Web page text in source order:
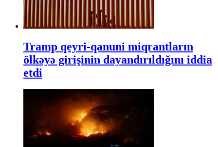
Tramp qeyri-qanuni miqrantların
ölkəyə girişinin dayandırıldığını iddia
etdi